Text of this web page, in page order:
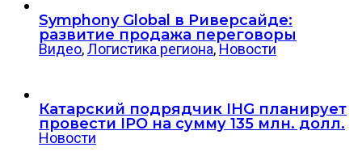
Symphony Global в Риверсайде:
развитие продажа переговоры
Видео,Логистика региона, Новости
Катарский подрядчик IHG планирует
провести IPO на сумму 135 млн. долл.
Новости